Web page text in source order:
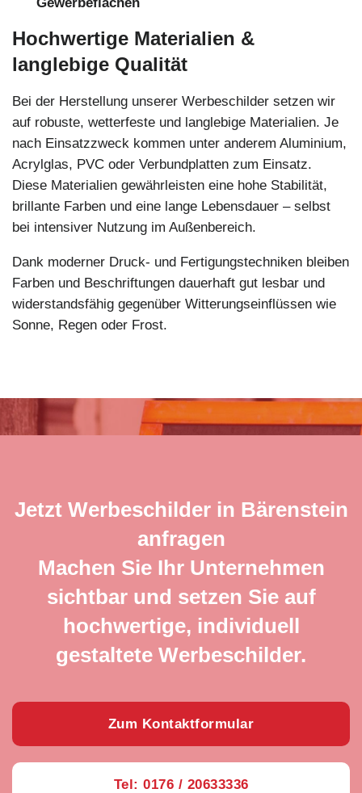
Hochwertige Materialien &
langlebige Qualität
Bei der Herstellung unserer Werbeschilder setzen wir
auf robuste, wetterfeste und langlebige Materialien. Je
nach Einsatzzweck kommen unter anderem Aluminium,
Acrylglas, PVC oder Verbundplatten zum Einsatz.
Diese Materialien gewährleisten eine hohe Stabilität,
brillante Farben und eine lange Lebensdauer – selbst
bei intensiver Nutzung im Außenbereich.
Dank moderner Druck- und Fertigungstechniken bleiben
Farben und Beschriftungen dauerhaft gut lesbar und
widerstandsfähig gegenüber Witterungseinflüssen wie
Sonne, Regen oder Frost.
Jetzt Werbeschilder in Bärenstein
anfragen
Machen Sie Ihr Unternehmen
sichtbar und setzen Sie auf
hochwertige, individuell
gestaltete Werbeschilder.
Zum Kontaktformular
Tel: 0176 / 20633336